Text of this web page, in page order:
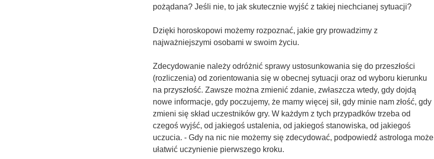
pożądana? Jeśli nie, to jak skutecznie wyjść z takiej niechcianej sytuacji?
Dzięki horoskopowi możemy rozpoznać, jakie gry prowadzimy z
najważniejszymi osobami w swoim życiu.
Zdecydowanie należy odróżnić sprawy ustosunkowania się do przeszłości
(rozliczenia) od zorientowania się w obecnej sytuacji oraz od wyboru kierunku
na przyszłość. Zawsze można zmienić zdanie, zwłaszcza wtedy, gdy dojdą
nowe informacje, gdy poczujemy, że mamy więcej sił, gdy minie nam złość, gdy
zmieni się skład uczestników gry. W każdym z tych przypadków trzeba od
czegoś wyjść, od jakiegoś ustalenia, od jakiegoś stanowiska, od jakiegoś
uczucia. - Gdy na nic nie możemy się zdecydować, podpowiedź astrologa może
ułatwić uczynienie pierwszego kroku.